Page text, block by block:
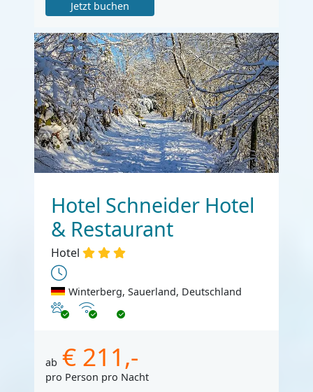
Jetzt buchen
Hotel Schneider Hotel
& Restaurant
Hotel
Winterberg, Sauerland, Deutschland
Haustiere erlaubt
Internet
ab € 211,-
pro Person pro Nacht